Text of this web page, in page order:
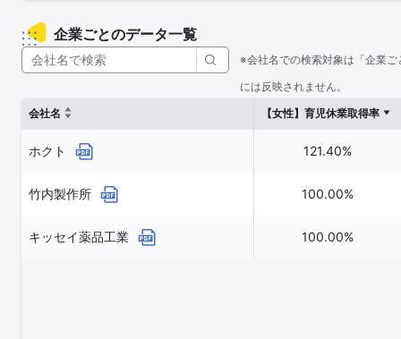
企業ごとのデータ一覧
※会社名での検索対象は「企業
には反映されません。
会社名
【女性】育児休業取得率
ホクト 121.40%
竹内製作所 100.00%
キッセイ薬品工業 100.00%